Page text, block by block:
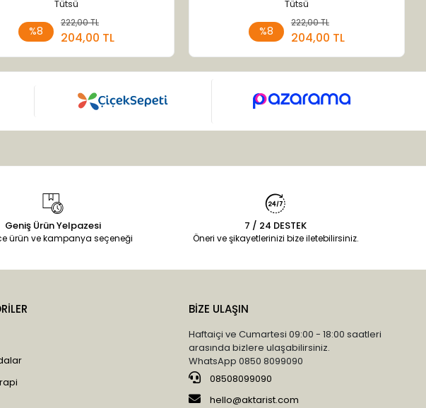
Tütsü
%8
222,00 TL
204,00 TL
Sepete Ekle
Tütsü
%8
222,00 TL
204,00 TL
Sepete Ekle
Geniş Ürün Yelpazesi
ürün ve kampanya seçeneği
7 / 24 DESTEK
Öneri ve şikayetlerinizi bize iletebilirsiniz.
BİZE ULAŞIN
Haftaiçi ve Cumartesi 09:00 - 18:00 saatleri
arasında bizlere ulaşabilirsiniz.
WhatsApp 0850 8099090
08508099090
hello@aktarist.com